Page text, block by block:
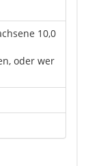
10,0
oder wer